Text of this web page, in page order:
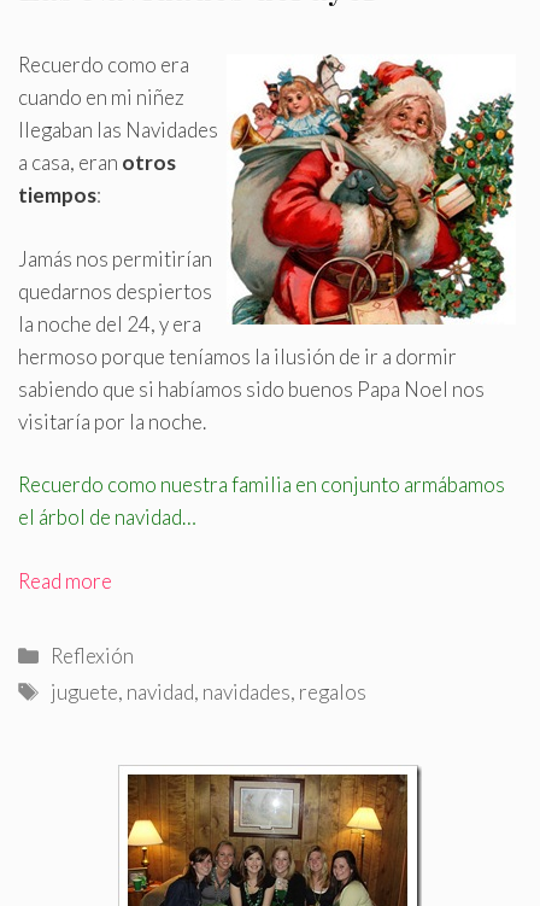
Recuerdo como era
cuando en mi niñez
llegaban las Navidades
a casa, eran otros
tiempos:
Jamás nos permitirían
quedarnos despiertos
la noche del 24, y era
hermoso porque teníamos la ilusión de ir a dormir
sabiendo que si habíamos sido buenos Papa Noel nos
visitaría por la noche.
Recuerdo como nuestra familia en conjunto armábamos
el árbol de navidad…
Read more
Categorías
Reflexión
Etiquetas
juguete, navidad, navidades, regalos